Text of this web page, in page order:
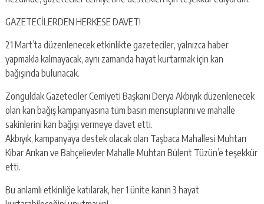
GAZETECİLERDEN HERKESE DAVET!
21 Mart’ta düzenlenecek etkinlikte gazeteciler, yalnızca haber
yapmakla kalmayacak, aynı zamanda hayat kurtarmak için kan
bağışında bulunacak.
Zonguldak Gazeteciler Cemiyeti Başkanı Derya Akbıyık düzenlenecek
olan kan bağış kampanyasına tüm basın mensuplarını ve mahalle
sakinlerini kan bağışı vermeye davet etti.
Akbıyık, kampanyaya destek olacak olan Taşbaca Mahallesi Muhtarı
Kibar Arıkan ve Bahçelievler Mahalle Muhtarı Bülent Tüzün’e teşekkür
etti.
Bu anlamlı etkinliğe katılarak, her 1 ünite kanın 3 hayat